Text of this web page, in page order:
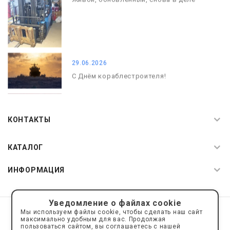
29.06.2026
С Днём кораблестроителя!
КОНТАКТЫ
КАТАЛОГ
ИНФОРМАЦИЯ
© 2019—2026 Интернет пространство АкваРос
sale@a-ros.ru
Политика конфиденциальности
Политика обработки персональных данных
Уведомление о файлах cookie
Мы используем файлы cookie, чтобы сделать наш сайт
максимально удобным для вас. Продолжая
пользоваться сайтом, вы соглашаетесь с нашей